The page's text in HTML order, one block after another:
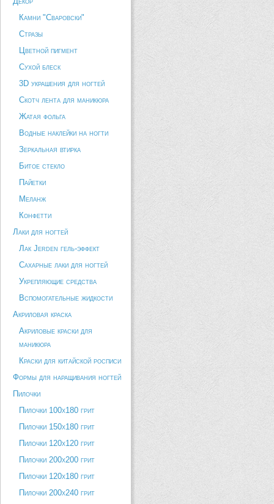
Камни "Сваровски"
Стразы
Цветной пигмент
Сухой блеск
3D украшения для ногтей
Скотч лента для маникюра
Жатая фольга
Водные наклейки на ногти
Зеркальная втирка
Битое стекло
Пайетки
Меланж
Конфетти
Лаки для ногтей
Лак Jerden гель-эффект
Сахарные лаки для ногтей
Укрепляющие средства
Вспомогательные жидкости
Акриловая краска
Акриловые краски для
маникюра
Краски для китайской росписи
Формы для наращивания ногтей
Пилочки
Пилочки 100х180 грит
Пилочки 150х180 грит
Пилочки 120х120 грит
Пилочки 200х200 грит
Пилочки 120х180 грит
Пилочки 200х240 грит